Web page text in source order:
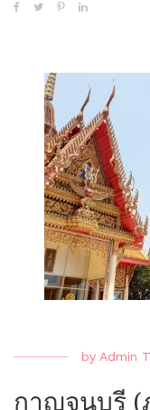
by Admin
กาญจนบุรี (